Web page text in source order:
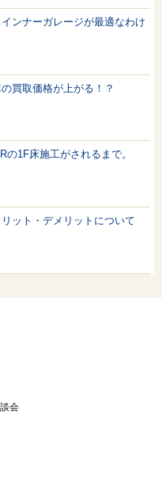
ンナーガレージが最適なわけ
買取価格が上がる！？
の1F床施工がされるまで。
ット・デメリットについて
会